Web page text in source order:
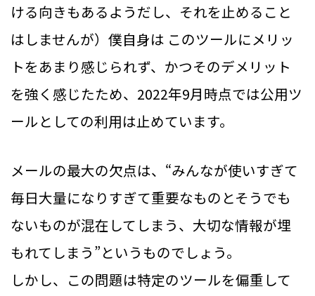
ける向きもあるようだし、それを止めること
はしませんが）僕自身は このツールにメリッ
トをあまり感じられず、かつそのデメリット
を強く感じたため、2022年9月時点では公用ツ
ールとしての利用は止めています。
メールの最大の欠点は、“みんなが使いすぎて
毎日大量になりすぎて重要なものとそうでも
ないものが混在してしまう、大切な情報が埋
もれてしまう”というものでしょう。
しかし、この問題は特定のツールを偏重して